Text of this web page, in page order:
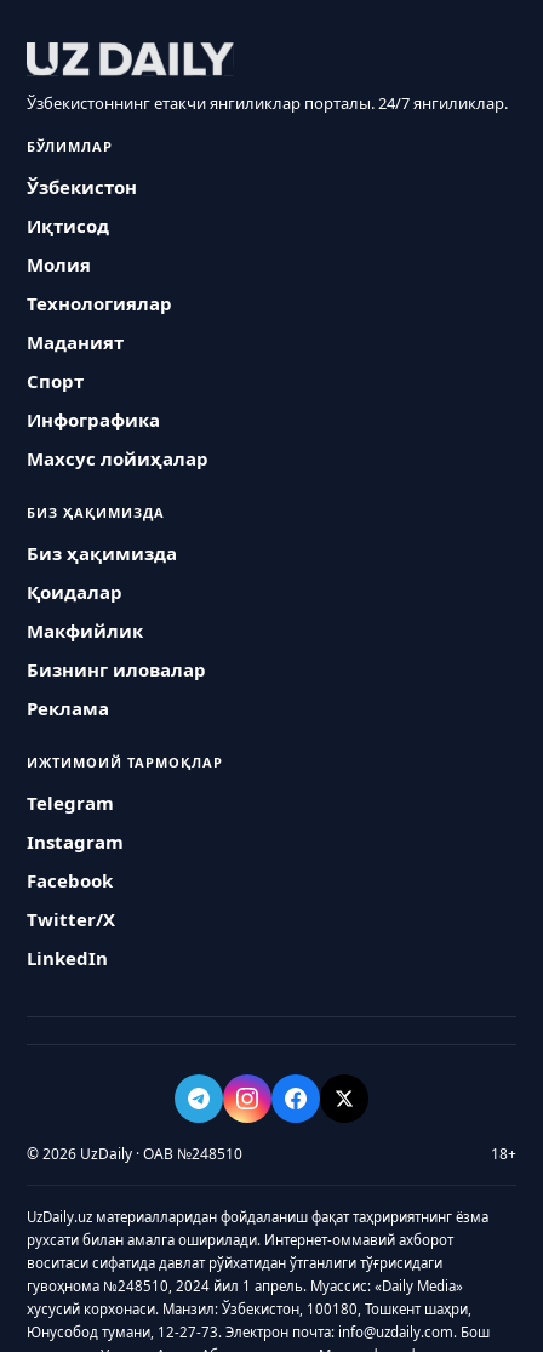
Ўзбекистоннинг етакчи янгиликлар порталы. 24/7 янгиликлар.
БЎЛИМЛАР
Ўзбекистон
Иқтисод
Молия
Технологиялар
Маданият
Спорт
Инфографика
Махсус лойиҳалар
БИЗ ҲАҚИМИЗДА
Биз ҳақимизда
Қоидалар
Макфийлик
Бизнинг иловалар
Реклама
ИЖТИМОИЙ ТАРМОҚЛАР
Telegram
Instagram
Facebook
Twitter/X
LinkedIn
© 2026 UzDaily · ОАВ №248510 18+
UzDaily.uz материалларидан фойдаланиш фақат таҳририятнинг ёзма
рухсати билан амалга оширилади. Интернет-оммавий ахборот
воситаси сифатида давлат рўйхатидан ўтганлиги тўғрисидаги
гувоҳнома №248510, 2024 йил 1 апрель. Муассис: «Daily Media»
хусусий корхонаси. Манзил: Ўзбекистон, 100180, Тошкент шаҳри,
Юнусобод тумани, 12-27-73. Электрон почта: info@uzdaily.com. Бош